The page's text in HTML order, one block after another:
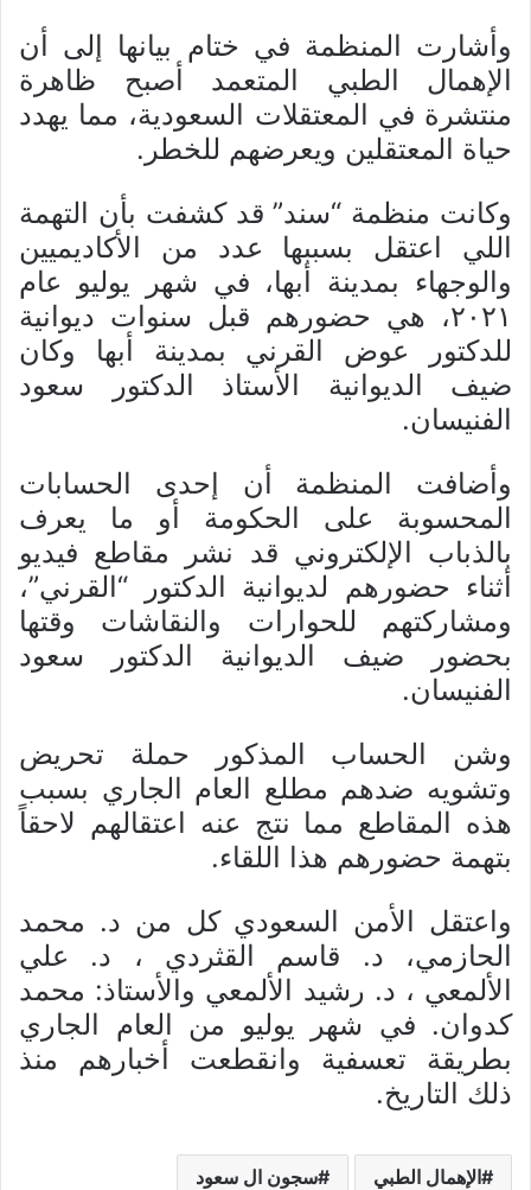
وأشارت المنظمة في ختام بيانها إلى أن
الإهمال الطبي المتعمد أصبح ظاهرة
منتشرة في المعتقلات السعودية، مما يهدد
حياة المعتقلين ويعرضهم للخطر.
وكانت منظمة “سند” قد كشفت بأن التهمة
اللي اعتقل بسببها عدد من الأكاديميين
والوجهاء بمدينة أبها، في شهر يوليو عام
٢٠٢١، هي حضورهم قبل سنوات ديوانية
للدكتور عوض القرني بمدينة أبها وكان
ضيف الديوانية الأستاذ الدكتور سعود
الفنيسان.
وأضافت المنظمة أن إحدى الحسابات
المحسوبة على الحكومة أو ما يعرف
بالذباب الإلكتروني قد نشر مقاطع فيديو
أثناء حضورهم لديوانية الدكتور “القرني”،
ومشاركتهم للحوارات والنقاشات وقتها
بحضور ضيف الديوانية الدكتور سعود
الفنيسان.
وشن الحساب المذكور حملة تحريض
وتشويه ضدهم مطلع العام الجاري بسبب
هذه المقاطع مما نتج عنه اعتقالهم لاحقاً
بتهمة حضورهم هذا اللقاء.
واعتقل الأمن السعودي كل من د. محمد
الحازمي، د. قاسم القثردي ، د. علي
الألمعي ، د. رشيد الألمعي والأستاذ: محمد
كدوان. في شهر يوليو من العام الجاري
بطريقة تعسفية وانقطعت أخبارهم منذ
ذلك التاريخ.
الإهمال الطبي سجون ال سعود